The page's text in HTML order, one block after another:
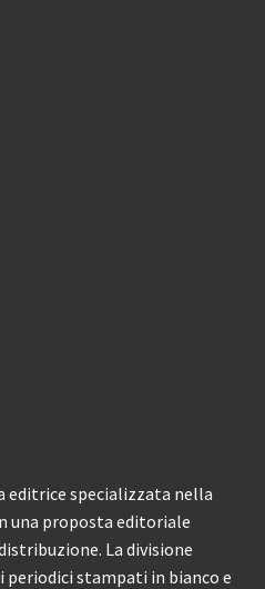
editrice specializzata nella
una proposta editoriale
La divisione
periodici stampati in bianco e